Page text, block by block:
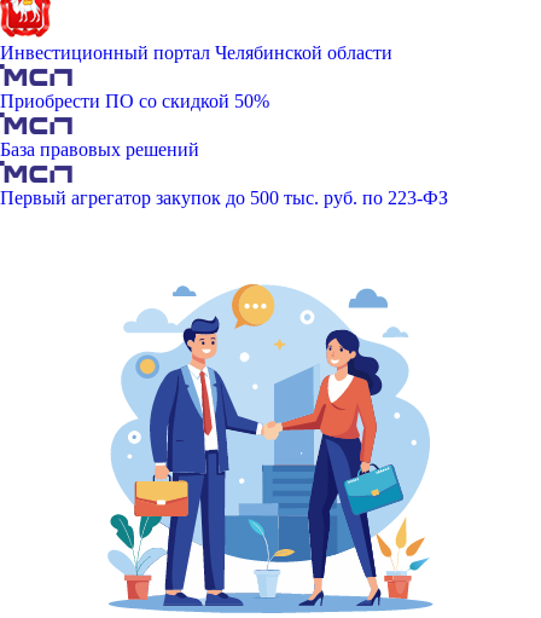
Инвестиционный портал Челябинской области
Приобрести ПО со скидкой 50%
База правовых решений
Первый агрегатор закупок до 500 тыс. руб. по 223-ФЗ